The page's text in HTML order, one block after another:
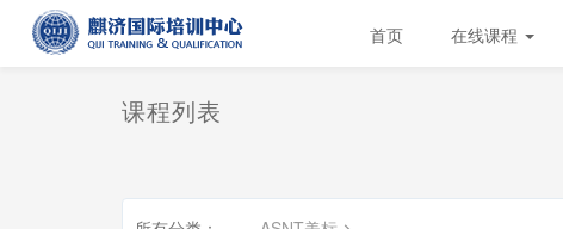
首页 在线课程
课程列表